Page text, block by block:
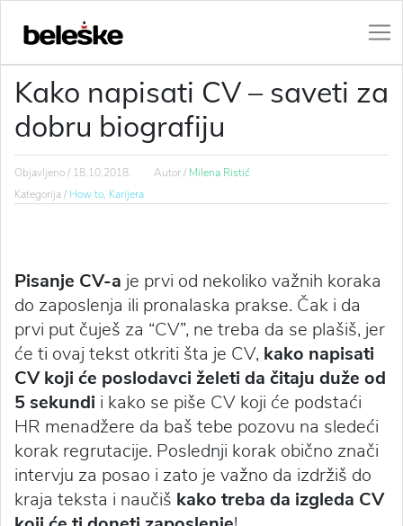
Kako napisati CV – saveti za
dobru biografiju
Objavljeno / 18.10.2018. Autor / Milena Ristić
Kategorija / How to, Karijera
Pisanje CV-a je prvi od nekoliko važnih koraka
do zaposlenja ili pronalaska prakse. Čak i da
prvi put čuješ za “CV”, ne treba da se plašiš, jer
će ti ovaj tekst otkriti šta je CV, kako napisati
CV koji će poslodavci želeti da čitaju duže od
5 sekundi i kako se piše CV koji će podstaći
HR menadžere da baš tebe pozovu na sledeći
korak regrutacije. Poslednji korak obično znači
intervju za posao i zato je važno da izdržiš do
kraja teksta i naučiš kako treba da izgleda CV